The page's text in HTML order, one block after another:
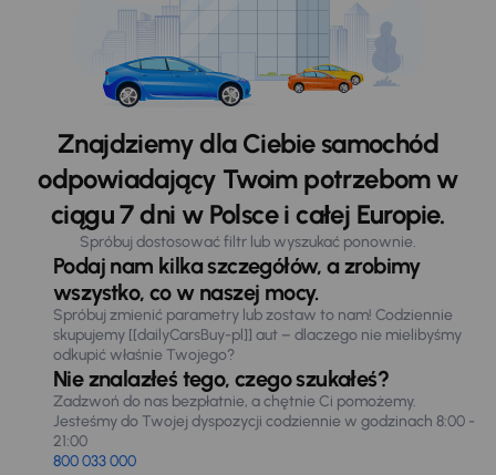
Znajdziemy dla Ciebie samochód
odpowiadający Twoim potrzebom w
ciągu 7 dni w Polsce i całej Europie.
Spróbuj dostosować filtr lub wyszukać ponownie.
Podaj nam kilka szczegółów, a zrobimy
wszystko, co w naszej mocy.
Spróbuj zmienić parametry lub zostaw to nam! Codziennie
skupujemy [[dailyCarsBuy-pl]] aut – dlaczego nie mielibyśmy
odkupić właśnie Twojego?
Nie znalazłeś tego, czego szukałeś?
Zadzwoń do nas bezpłatnie, a chętnie Ci pomożemy.
Jesteśmy do Twojej dyspozycji codziennie w godzinach 8:00 -
21:00
800 033 000